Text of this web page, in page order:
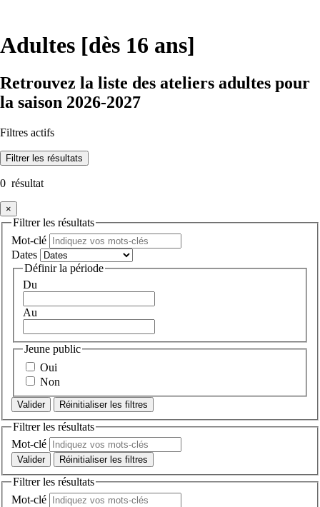
Adultes [dès 16 ans]
Retrouvez la liste des ateliers adultes pour
la saison 2026-2027
Filtres actifs
Filtrer les résultats
0 résultat
×
Filtrer les résultats
Mot-clé
Dates
Définir la période
Du
Au
Jeune public
Oui
Non
Réinitialiser les filtres
Filtrer les résultats
Mot-clé
Réinitialiser les filtres
Filtrer les résultats
Mot-clé